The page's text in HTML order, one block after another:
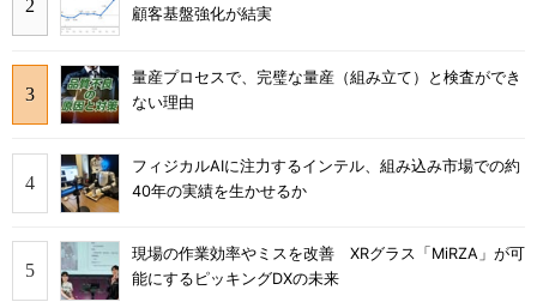
顧客基盤強化が結実
量産プロセスで、完璧な量産（組み立て）と検査ができ
ない理由
フィジカルAIに注力するインテル、組み込み市場での約
40年の実績を生かせるか
現場の作業効率やミスを改善 XRグラス「MiRZA」が可
能にするピッキングDXの未来